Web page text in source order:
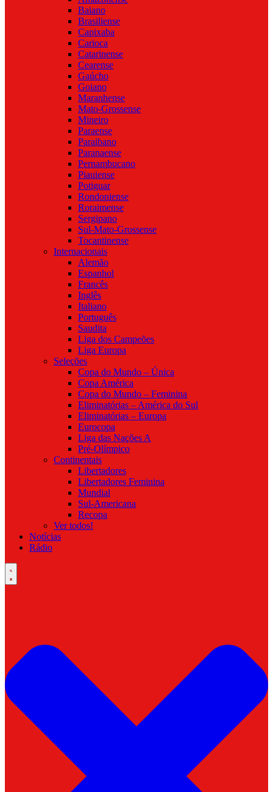
Baiano
Brasiliense
Capixaba
Carioca
Catarinense
Cearense
Gaúcho
Goiano
Maranhense
Mato-Grossense
Mineiro
Paraense
Paraibano
Paranaense
Pernambucano
Piauiense
Potiguar
Rondoniense
Roraimense
Sergipano
Sul-Mato-Grossense
Tocantinense
Internacionais
Alemão
Espanhol
Francês
Inglês
Italiano
Português
Saudita
Liga dos Campeões
Liga Europa
Seleções
Copa do Mundo – Única
Copa América
Copa do Mundo – Feminina
Eliminatórias – América do Sul
Eliminatórias – Europa
Eurocopa
Liga das Nações A
Pré-Olímpico
Continentais
Libertadores
Libertadores Feminina
Mundial
Sul-Americana
Recopa
Ver todos!
Notícias
Rádio